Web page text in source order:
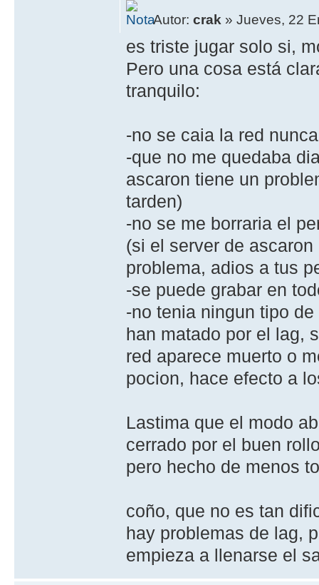
Autor:crak » Jueves, 22
es triste jugar solo si,
Pero una cosa está
tranquilo:
-no se caia la red
-que no me quedaba
ascaron tiene un
tarden)
-no se me borraria el
(si el server de
problema, adios a tus
-se puede grabar en
-no tenia ningun tipo
han matado por el lag,
red aparece muerto o
pocion, hace efecto a
Lastima que el modo
cerrado por el buen
pero hecho de menos
coño, que no es tan
hay problemas de lag,
empieza a llenarse el